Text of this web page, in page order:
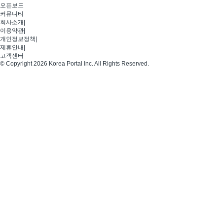
오픈보드
커뮤니티
회사소개
이용약관
개인정보정책
제휴안내
고객센터
© Copyright 2026 Korea Portal Inc. All Rights Reserved.